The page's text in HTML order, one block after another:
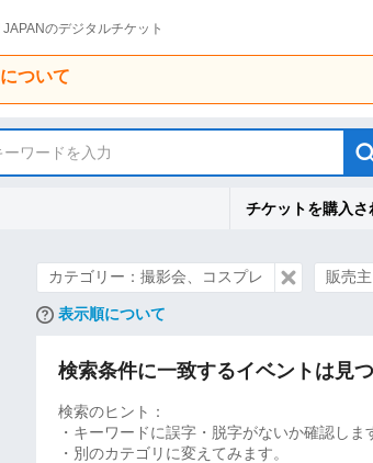
のデジタルチケット
ついて
ーワードを入力
チケットを購入さ
カテゴリー：撮影会、コスプレ 販売
表示順について
検索条件に一致するイベントは見
検索のヒント：
・キーワードに誤字・脱字がないか確認しま
・別のカテゴリに変えてみます。